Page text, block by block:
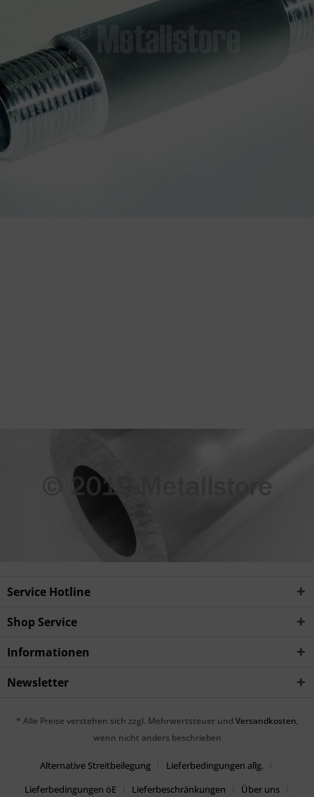
Service Hotline
Shop Service
Informationen
Newsletter
* Alle Preise verstehen sich zzgl. Mehrwertsteuer und Versandkosten,
wenn nicht anders beschrieben
Alternative Streitbeilegung
Lieferbedingungen allg.
Lieferbedingungen öE
Lieferbeschränkungen Über uns